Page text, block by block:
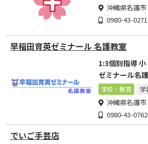
沖縄県名護市
0980-43-0271
早稲田育英ゼミナール 名護教室
1:3個別指導
ゼミナール名
学校・教育 学
沖縄県名護市
0980-43-0762
でいご手芸店